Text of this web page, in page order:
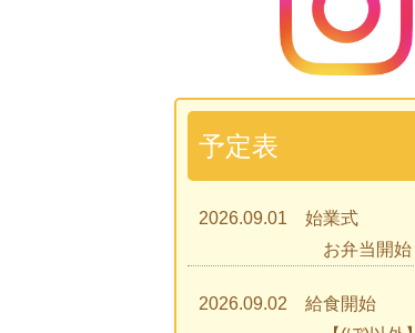
予定表
2026.09.01 始業式
お弁当開始
2026.09.02 給食開始